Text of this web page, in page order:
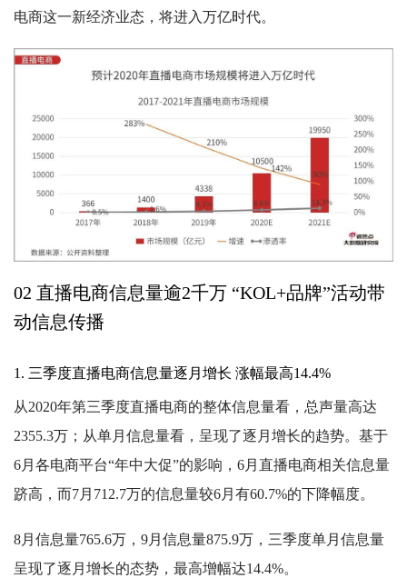
电商这一新经济业态，将进入万亿时代。
02 直播电商信息量逾2千万 “KOL+品牌”活动带
动信息传播
1. 三季度直播电商信息量逐月增长 涨幅最高14.4%
从2020年第三季度直播电商的整体信息量看，总声量高达
2355.3万；从单月信息量看，呈现了逐月增长的趋势。基于
6月各电商平台“年中大促”的影响，6月直播电商相关信息量
跻高，而7月712.7万的信息量较6月有60.7%的下降幅度。
8月信息量765.6万，9月信息量875.9万，三季度单月信息量
呈现了逐月增长的态势，最高增幅达14.4%。